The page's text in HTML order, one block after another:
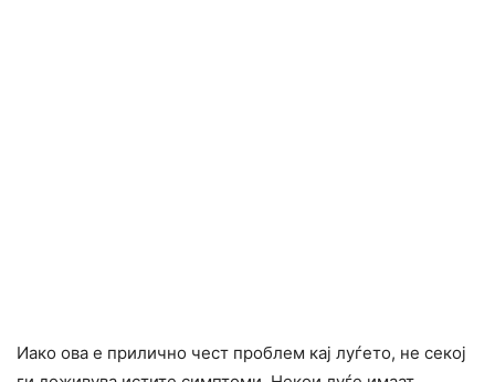
Иако ова е прилично чест проблем кај луѓето, не секој